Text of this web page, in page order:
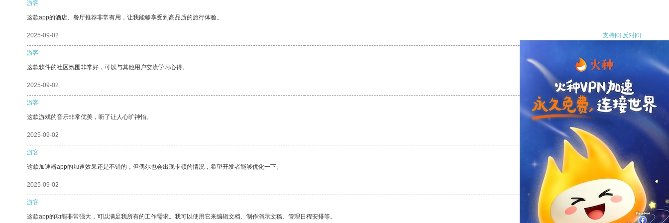
游客
这款app的酒店、餐厅推荐非常有用，让我能够享受到高品质的旅行体验。
2025-09-02 支持[0] 反对[0]
游客
这款软件的社区氛围非常好，可以与其他用户交流学习心得。
2025-09-02 支持[0] 反对
游客
这款游戏的音乐非常优美，听了让人心旷神怡。
2025-09-02 支持
游客
这款加速器app的加速效果还是不错的，但偶尔也会出现卡顿的情况，希望开发者能够优化一下。
2025-09-02 反对 [0]
游客
这款app的功能非常强大，可以满足我所有的工作需求。我可以使用它来编辑文档、制作演示文稿、管理日程安排等。